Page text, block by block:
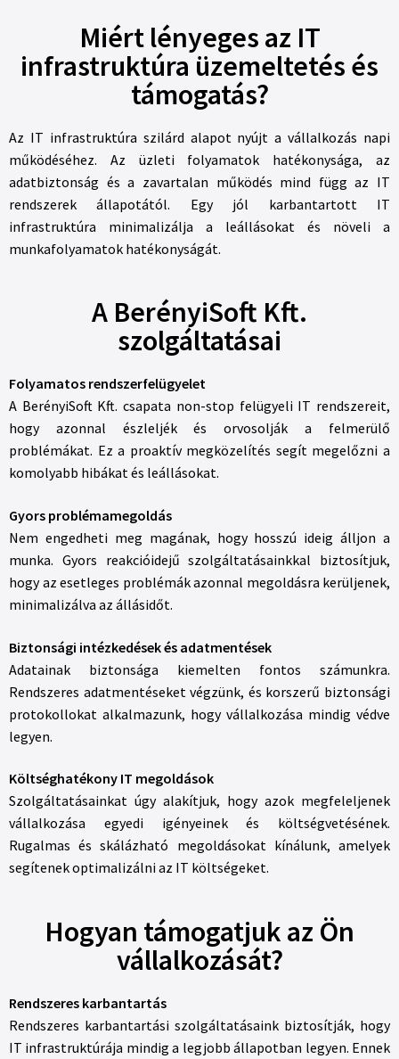
Miért lényeges az IT
infrastruktúra üzemeltetés és
támogatás?
Az IT infrastruktúra szilárd alapot nyújt a vállalkozás napi
működéséhez. Az üzleti folyamatok hatékonysága, az
adatbiztonság és a zavartalan működés mind függ az IT
rendszerek állapotától. Egy jól karbantartott IT
infrastruktúra minimalizálja a leállásokat és növeli a
munkafolyamatok hatékonyságát.
A BerényiSoft Kft.
szolgáltatásai
Folyamatos rendszerfelügyelet
A BerényiSoft Kft. csapata non-stop felügyeli IT rendszereit,
hogy azonnal észleljék és orvosolják a felmerülő
problémákat. Ez a proaktív megközelítés segít megelőzni a
komolyabb hibákat és leállásokat.
Gyors problémamegoldás
Nem engedheti meg magának, hogy hosszú ideig álljon a
munka. Gyors reakcióidejű szolgáltatásainkkal biztosítjuk,
hogy az esetleges problémák azonnal megoldásra kerüljenek,
minimalizálva az állásidőt.
Biztonsági intézkedések és adatmentések
Adatainak biztonsága kiemelten fontos számunkra.
Rendszeres adatmentéseket végzünk, és korszerű biztonsági
protokollokat alkalmazunk, hogy vállalkozása mindig védve
legyen.
Költséghatékony IT megoldások
Szolgáltatásainkat úgy alakítjuk, hogy azok megfeleljenek
vállalkozása egyedi igényeinek és költségvetésének.
Rugalmas és skálázható megoldásokat kínálunk, amelyek
segítenek optimalizálni az IT költségeket.
Hogyan támogatjuk az Ön
vállalkozását?
Rendszeres karbantartás
Rendszeres karbantartási szolgáltatásaink biztosítják, hogy
IT infrastruktúrája mindig a legjobb állapotban legyen. Ennek